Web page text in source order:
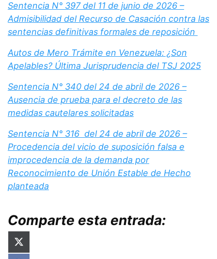
Sentencia N° 397 del 11 de junio de 2026 –
Admisibilidad del Recurso de Casación contra las
sentencias definitivas formales de reposición
Autos de Mero Trámite en Venezuela: ¿Son
Apelables? Última Jurisprudencia del TSJ 2025
Sentencia N° 340 del 24 de abril de 2026 –
Ausencia de prueba para el decreto de las
medidas cautelares solicitadas
Sentencia N° 316 del 24 de abril de 2026 –
Procedencia del vicio de suposición falsa e
improcedencia de la demanda por
Reconocimiento de Unión Estable de Hecho
planteada
Comparte esta entrada:
Compartir
en
X
(